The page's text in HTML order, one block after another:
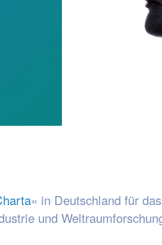
« in Deutschland für
und